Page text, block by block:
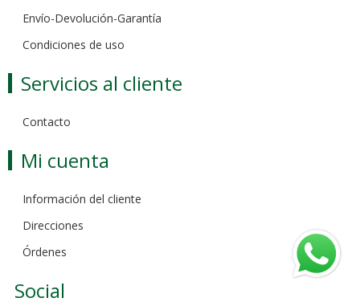
Envío-Devolución-Garantía
Condiciones de uso
Servicios al cliente
Contacto
Mi cuenta
Información del cliente
Direcciones
Órdenes
Social